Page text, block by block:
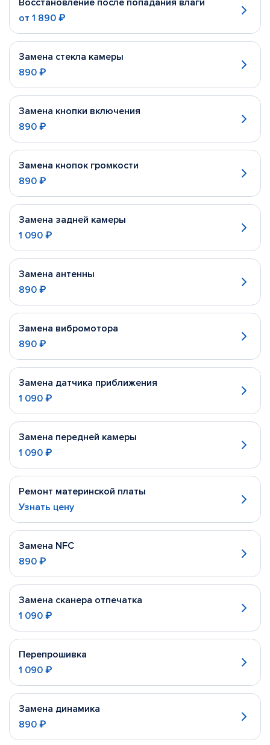
Восстановление после попадания влаги
от 1 890 ₽
Замена стекла камеры
890 ₽
Замена кнопки включения
890 ₽
Замена кнопок громкости
890 ₽
Замена задней камеры
1 090 ₽
Замена антенны
890 ₽
Замена вибромотора
890 ₽
Замена датчика приближения
1 090 ₽
Замена передней камеры
1 090 ₽
Ремонт материнской платы
Узнать цену
Замена NFC
890 ₽
Замена сканера отпечатка
1 090 ₽
Перепрошивка
1 090 ₽
Замена динамика
890 ₽